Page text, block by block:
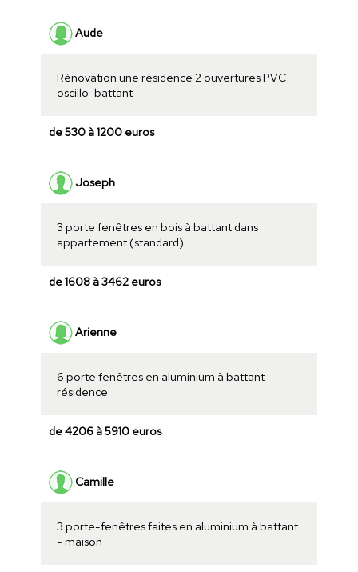
Aude
Rénovation une résidence 2 ouvertures PVC
oscillo-battant
de 530 à 1200 euros
Joseph
3 porte fenêtres en bois à battant dans
appartement (standard)
de 1608 à 3462 euros
Arienne
6 porte fenêtres en aluminium à battant -
résidence
de 4206 à 5910 euros
Camille
3 porte-fenêtres faites en aluminium à battant
- maison